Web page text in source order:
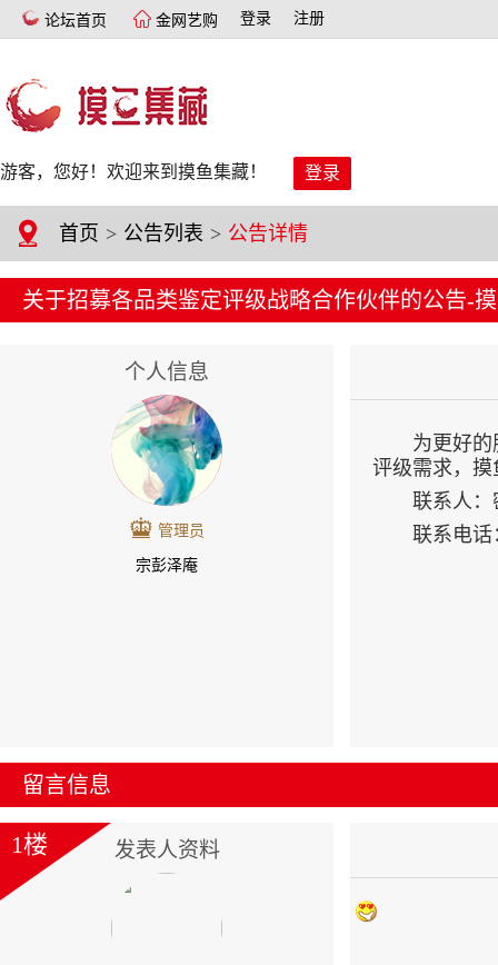
论坛首页 金网艺购 登录 注册
游客，您好！欢迎来到摸鱼集藏！ 登录
首页 > 公告列表 > 公告详情
关于招募各品类鉴定评级战略合作伙伴的公告-
个人信息
管理员
宗彭泽庵
为更好
评级需求，
联系人：
联系电话
留言信息
发表人资料
1楼